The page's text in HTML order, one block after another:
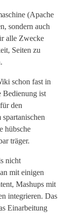
(Apache
sondern auch
alle Zwecke
Seiten zu
schon fast in
ist
den
hübsche
träger.
nicht
mit einigen
Mashups mit
integrieren. Das
Einarbeitung